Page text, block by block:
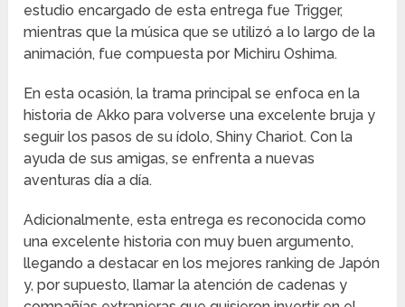
estudio encargado de esta entrega fue Trigger,
mientras que la música que se utilizó a lo largo de la
animación, fue compuesta por Michiru Oshima.
En esta ocasión, la trama principal se enfoca en la
historia de Akko para volverse una excelente bruja y
seguir los pasos de su ídolo, Shiny Chariot. Con la
ayuda de sus amigas, se enfrenta a nuevas
aventuras día a día.
Adicionalmente, esta entrega es reconocida como
una excelente historia con muy buen argumento,
llegando a destacar en los mejores ranking de Japón
y, por supuesto, llamar la atención de cadenas y